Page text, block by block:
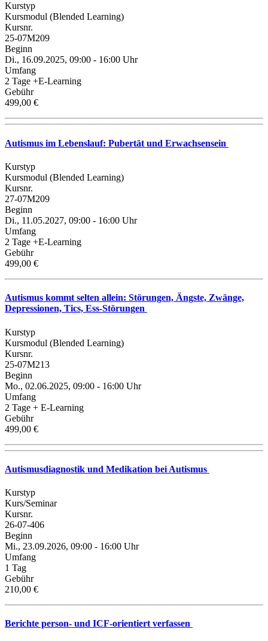
Kurstyp
Kursmodul (Blended Learning)
Kursnr.
25-07M209
Beginn
Di., 16.09.2025, 09:00 - 16:00 Uhr
Umfang
2 Tage +E-Learning
Gebühr
499,00 €
Autismus im Lebenslauf: Pubertät und Erwachsensein
Kurstyp
Kursmodul (Blended Learning)
Kursnr.
27-07M209
Beginn
Di., 11.05.2027, 09:00 - 16:00 Uhr
Umfang
2 Tage +E-Learning
Gebühr
499,00 €
Autismus kommt selten allein: Störungen, Ängste, Zwänge,
Depressionen, Tics, Ess-Störungen
Kurstyp
Kursmodul (Blended Learning)
Kursnr.
25-07M213
Beginn
Mo., 02.06.2025, 09:00 - 16:00 Uhr
Umfang
2 Tage + E-Learning
Gebühr
499,00 €
Autismusdiagnostik und Medikation bei Autismus
Kurstyp
Kurs/Seminar
Kursnr.
26-07-406
Beginn
Mi., 23.09.2026, 09:00 - 16:00 Uhr
Umfang
1 Tag
Gebühr
210,00 €
Berichte person- und ICF-orientiert verfassen